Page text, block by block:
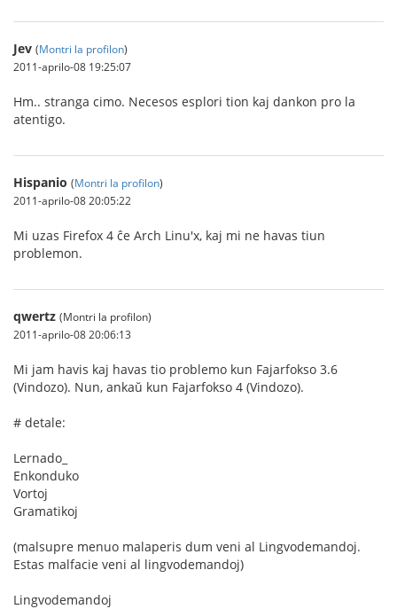
Jev (Montri la profilon)
2011-aprilo-08 19:25:07
Hm.. stranga cimo. Necesos esplori tion kaj dankon pro la
atentigo.
Hispanio (Montri la profilon)
2011-aprilo-08 20:05:22
Mi uzas Firefox 4 ĉe Arch Linu'x, kaj mi ne havas tiun
problemon.
qwertz (Montri la profilon)
2011-aprilo-08 20:06:13
Mi jam havis kaj havas tio problemo kun Fajarfokso 3.6
(Vindozo). Nun, ankaŭ kun Fajarfokso 4 (Vindozo).
# detale:
Lernado_
Enkonduko
Vortoj
Gramatikoj
(malsupre menuo malaperis dum veni al Lingvodemandoj.
Estas malfacie veni al lingvodemandoj)
Lingvodemandoj